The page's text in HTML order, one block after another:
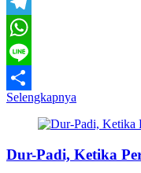
Telegram
WhatsApp
Line
Share
Selengkapnya
Dur-Padi, Ketika